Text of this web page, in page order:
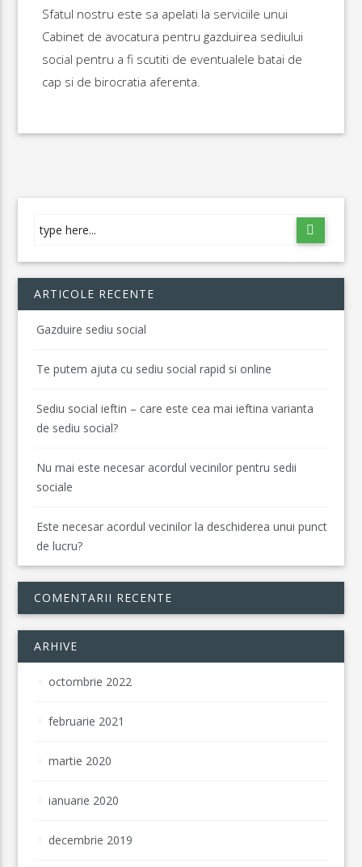
Sfatul nostru este sa apelati la serviciile unui
Cabinet de avocatura pentru gazduirea sediului
social pentru a fi scutiti de eventualele batai de
cap si de birocratia aferenta.
ARTICOLE RECENTE
Gazduire sediu social
Te putem ajuta cu sediu social rapid si online
Sediu social ieftin – care este cea mai ieftina varianta
de sediu social?
Nu mai este necesar acordul vecinilor pentru sedii
sociale
Este necesar acordul vecinilor la deschiderea unui punct
de lucru?
COMENTARII RECENTE
ARHIVE
octombrie 2022
februarie 2021
martie 2020
ianuarie 2020
decembrie 2019